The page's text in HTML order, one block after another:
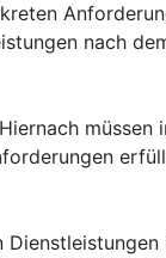
nach
müssen